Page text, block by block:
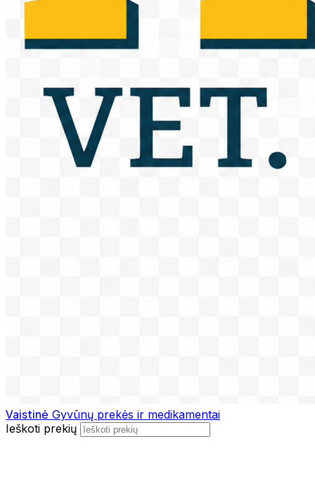
Vaistinė Gyvūnų prekės ir medikamentai
Ieškoti prekių